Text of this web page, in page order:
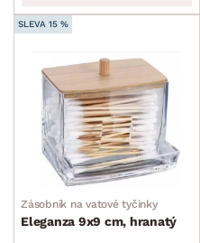
SLEVA 15 %
Zásobník na vatové tyčinky
Eleganza 9x9 cm, hranatý